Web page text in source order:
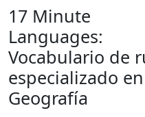
17 Minute
Languages:
Vocabulario de
especializado
Geografía